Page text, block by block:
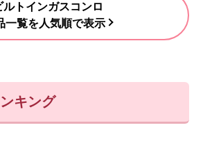
ルトインガスコンロ
一覧を人気順で表示
キング